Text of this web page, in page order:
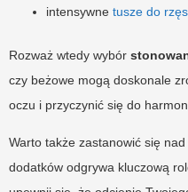
intensywne tusze do rzęs
Rozważ wtedy wybór
czy beżowe mogą doskonale
oczu i przyczynić się do
Warto także zastanowić się nad
dodatków odgrywa kluczową